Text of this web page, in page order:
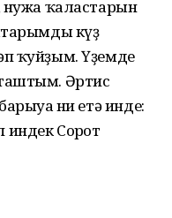
нужа ҡаластарын
күҙ
ҡуйҙым. Үҙемде
Әртис
ни етә инде:
Сорғот